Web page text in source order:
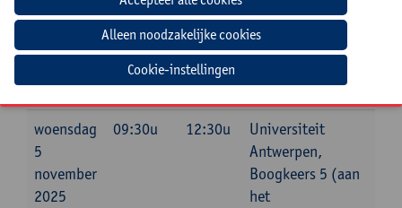
Jouw bijdrage: 66 EUR.
Inlichtingen bij: Maxime Wauters, 03 265 87 23,
maxime.wauters@uantwerpen.be
Datum Beginuur Einduur
Locatie
woensdag
5
november
2025
09:30u 12:30u
Universiteit
Antwerpen,
Boogkeers 5 (aan
het
Cookie-instellingen